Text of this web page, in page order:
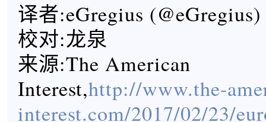
译者:eGregius (@eGregius)
校对:龙泉
来源:The American
Interest,http://www.the-
interest.com/2017/02/23/